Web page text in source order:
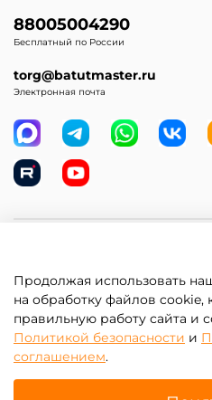
Клиентам
Информация
88005004290
Бесплатный по России
torg@batutmaster.ru
Электронная почта
Продолжая использовать
на обработку файлов
правильную работу сайта и
Политикой безопасности и
соглашением.